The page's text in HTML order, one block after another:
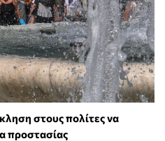
στους πολίτες να
προστασίας